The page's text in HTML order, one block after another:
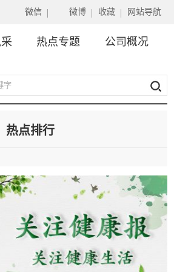
微信 微博 收藏 网站导航
热点专题 公司概况
热点排行